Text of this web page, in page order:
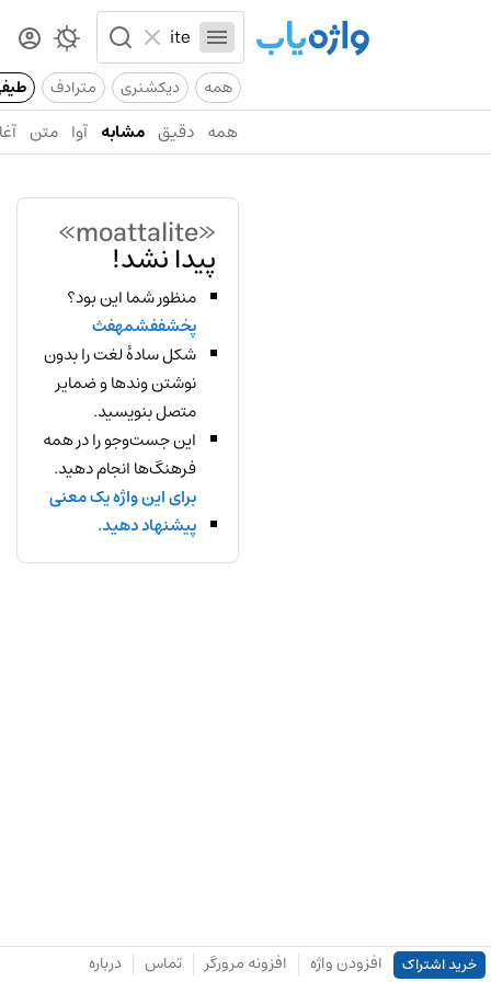
همه دیکشنری مترادف
همه دقیق مشابه آوا متن
«moattalite»
پیدا نشد!
منظور شما این بود؟
پخشففشمهفث
شکل سادهٔ لغت را بدون
نوشتن وندها و ضمایر
متصل بنویسید.
این جست‌وجو را در همه
فرهنگ‌ها انجام دهید.
برای این واژه یک معنی
پیشنهاد دهید.
خرید اشتراک افزودن واژه افزونه مرورگر تماس درباره